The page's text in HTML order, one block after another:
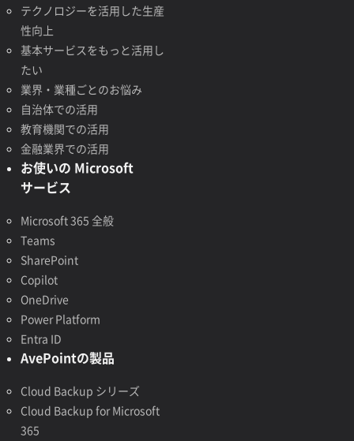
テクノロジーを活用した生産
性向上
基本サービスをもっと活用し
たい
業界・業種ごとのお悩み
自治体での活用
教育機関での活用
金融業界での活用
お使いの Microsoft
サービス
Microsoft 365 全般
Teams
SharePoint
Copilot
OneDrive
Power Platform
Entra ID
AvePointの製品
Cloud Backup シリーズ
Cloud Backup for Microsoft
365